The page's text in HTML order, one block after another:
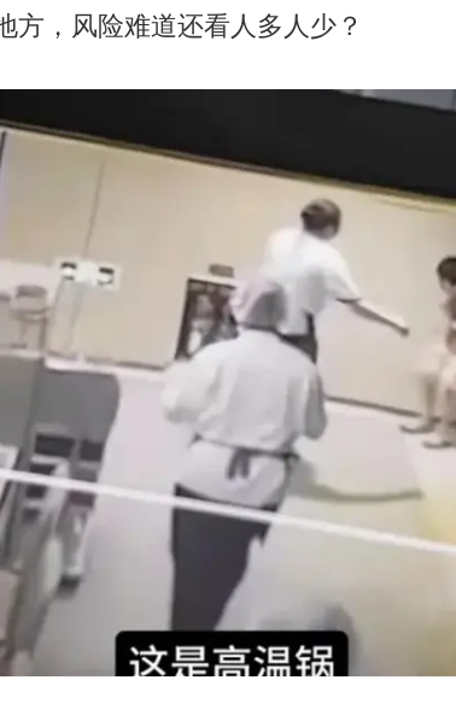
方，风险难道还看人多人少？